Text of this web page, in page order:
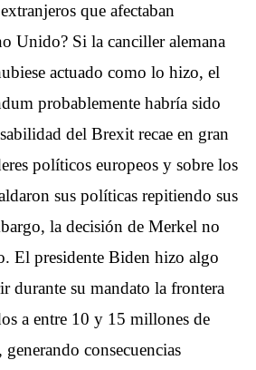
que afectaban
Unido? Si la canciller alemana
actuado como lo hizo, el
probablemente habría sido
del Brexit recae en gran
políticos europeos y sobre los
sus políticas repitiendo sus
la decisión de Merkel no
El presidente Biden hizo algo
durante su mandato la frontera
a entre 10 y 15 millones de
consecuencias